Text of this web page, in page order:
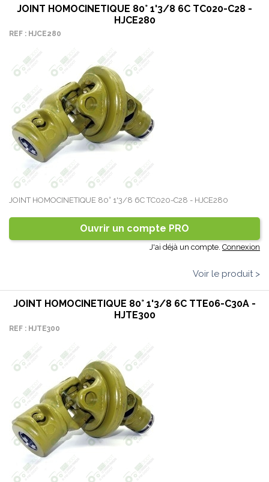
JOINT HOMOCINETIQUE 80° 1'3/8 6C TC020-C28 -
HJCE280
REF : HJCE280
JOINT HOMOCINETIQUE 80° 1'3/8 6C TC020-C28 - HJCE280
Ouvrir un compte PRO
J'ai déjà un compte. Connexion
Voir le produit >
JOINT HOMOCINETIQUE 80° 1'3/8 6C TTE06-C30A -
HJTE300
REF : HJTE300